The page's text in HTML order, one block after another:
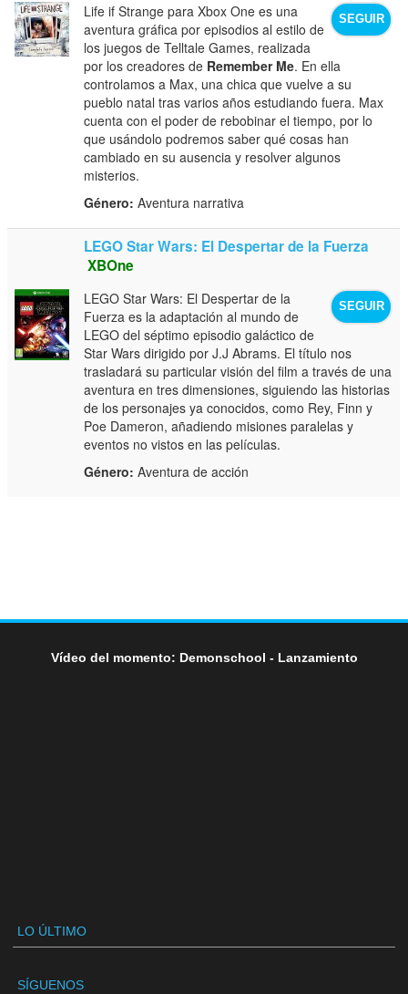
SEGUIR
Life if Strange para Xbox One es una
aventura gráfica por episodios al estilo de
los juegos de Telltale Games, realizada
por los creadores de Remember Me. En ella
controlamos a Max, una chica que vuelve a su
pueblo natal tras varios años estudiando fuera. Max
cuenta con el poder de rebobinar el tiempo, por lo
que usándolo podremos saber qué cosas han
cambiado en su ausencia y resolver algunos
misterios.
Género: Aventura narrativa
LEGO Star Wars: El Despertar de la Fuerza
XBOne
SEGUIR
LEGO Star Wars: El Despertar de la
Fuerza es la adaptación al mundo de
LEGO del séptimo episodio galáctico de
Star Wars dirigido por J.J Abrams. El título nos
trasladará su particular visión del film a través de una
aventura en tres dimensiones, siguiendo las historias
de los personajes ya conocidos, como Rey, Finn y
Poe Dameron, añadiendo misiones paralelas y
eventos no vistos en las películas.
Género: Aventura de acción
Vídeo del momento: Demonschool - Lanzamiento
LO ÚLTIMO
SÍGUENOS